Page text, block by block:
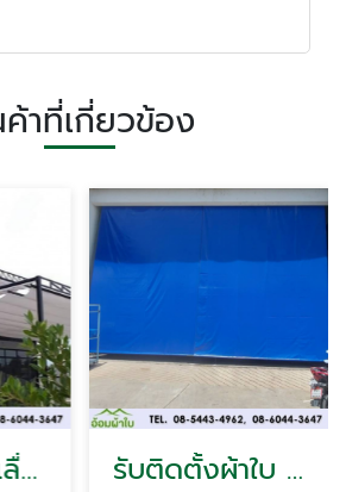
าที่เกี่ยวข้อง
หลังคาผ้าใบเลื่อนได้ รับติดตั้งผ้าใบ โรงงาน